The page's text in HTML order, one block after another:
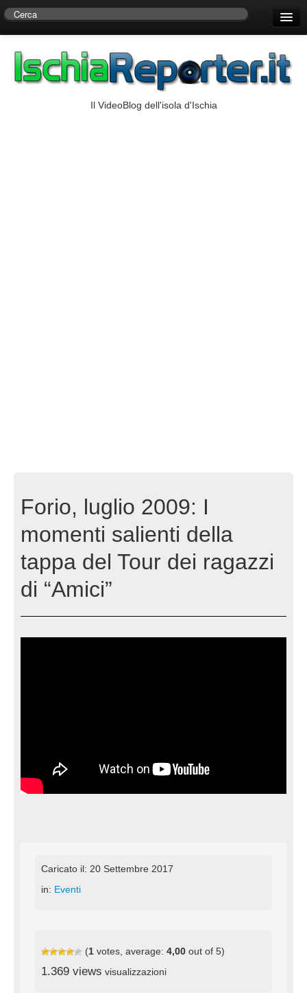
Centro di Ricerche Storiche D’Ambra
Il VideoBlog dell'isola d'Ischia
Forio, luglio 2009: I
momenti salienti della
tappa del Tour dei ragazzi
di “Amici”
Caricato il: 20 Settembre 2017
in: Eventi
(1 votes, average: 4,00 out of 5)
1.369 views visualizzazioni